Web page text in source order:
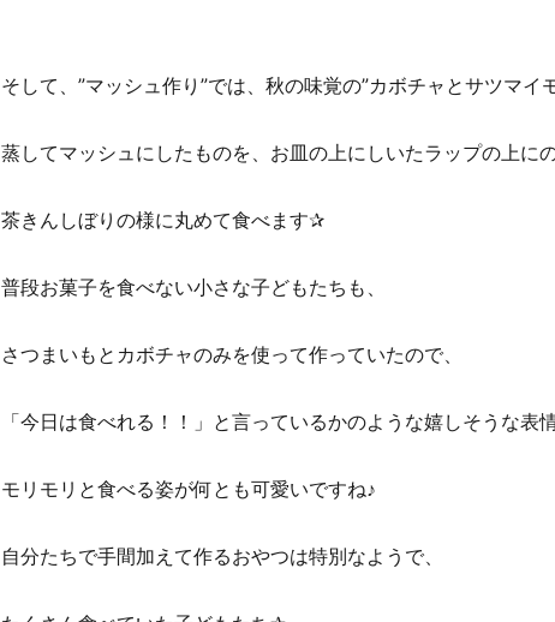
そして、”マッシュ作り”では、秋の味覚の”カボチャとサツマイ
蒸してマッシュにしたものを、お皿の上にしいたラップの上にの
茶きんしぼりの様に丸めて食べます✰
普段お菓子を食べない小さな子どもたちも、
さつまいもとカボチャのみを使って作っていたので、
「今日は食べれる！！」と言っているかのような嬉しそうな表情
モリモリと食べる姿が何とも可愛いですね♪
自分たちで手間加えて作るおやつは特別なようで、